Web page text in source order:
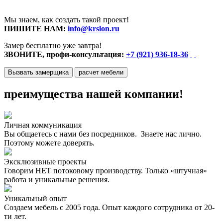
Мы знаем, как создать такой проект!
ПИШИТЕ НАМ: info@krslon.ru
Замер бесплатно уже завтра!
ЗВОНИТЕ, профи-консультация: +7 (921) 936-18-36
Вызвать замерщика расчет мебели
преимущества нашей компании!
Личная коммуникация
Вы общаетесь с нами без посредников. Знаете нас лично.
Поэтому можете доверять.
Эксклюзивные проекты
Говорим НЕТ потоковому производству. Только «штучная»
работа и уникальные решения.
Уникальный опыт
Создаем мебель с 2005 года. Опыт каждого сотрудника от 20-
ти лет.